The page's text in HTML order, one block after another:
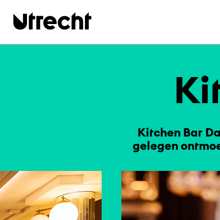
Kitchen Bar
gelegen